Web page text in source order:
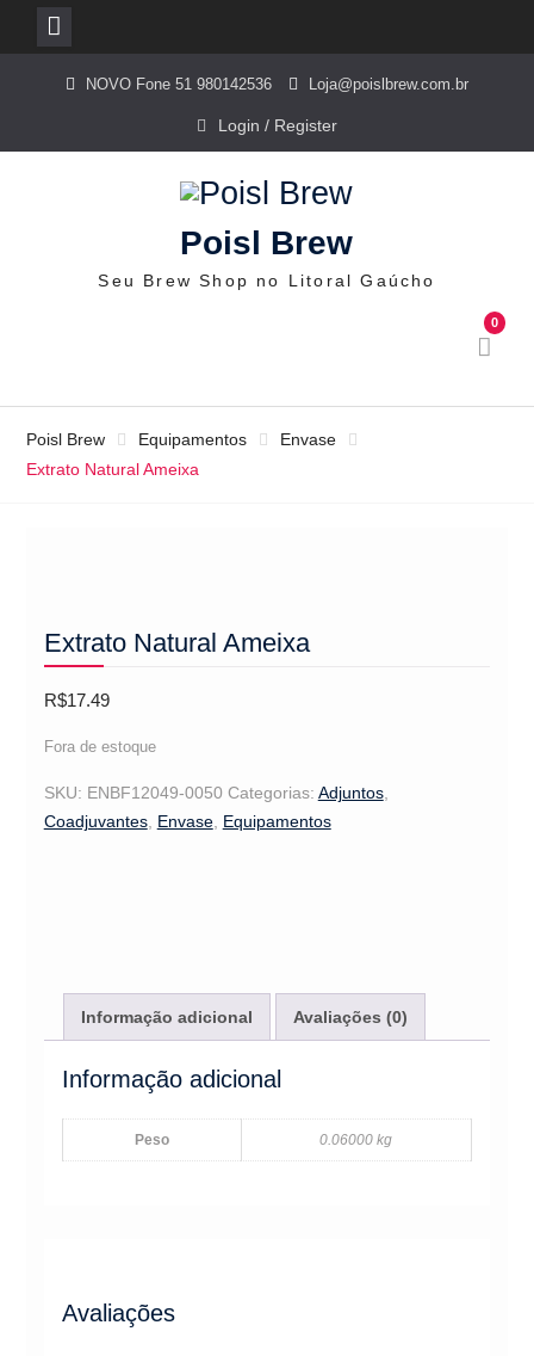
NOVO Fone 51 980142536 Loja@poislbrew.com.br
Login / Register
Poisl Brew
Seu Brew Shop no Litoral Gaúcho
0
Poisl Brew Equipamentos
Envase
Extrato Natural Ameixa
Extrato Natural Ameixa
R$17.49
Fora de estoque
SKU: ENBF12049-0050 Categorias: Adjuntos,
Coadjuvantes, Envase, Equipamentos
Informação adicional Avaliações (0)
Informação adicional
Peso 0.06000 kg
Avaliações